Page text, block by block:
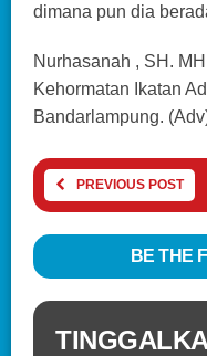
dimana pun dia
Nurhasanah , SH.
Kehormatan Ikatan
Bandarlampung.
PREVIOUS POST
BE THE